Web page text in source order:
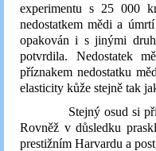
experimentu s 25 000
nedostatkem mědi a
opakován i s jinými
potvrdila. Nedostatek
příznakem nedostatku
elasticity kůže stejně tak
Stejný osud si
Rovněž v důsledku
prestižním Harvardu a